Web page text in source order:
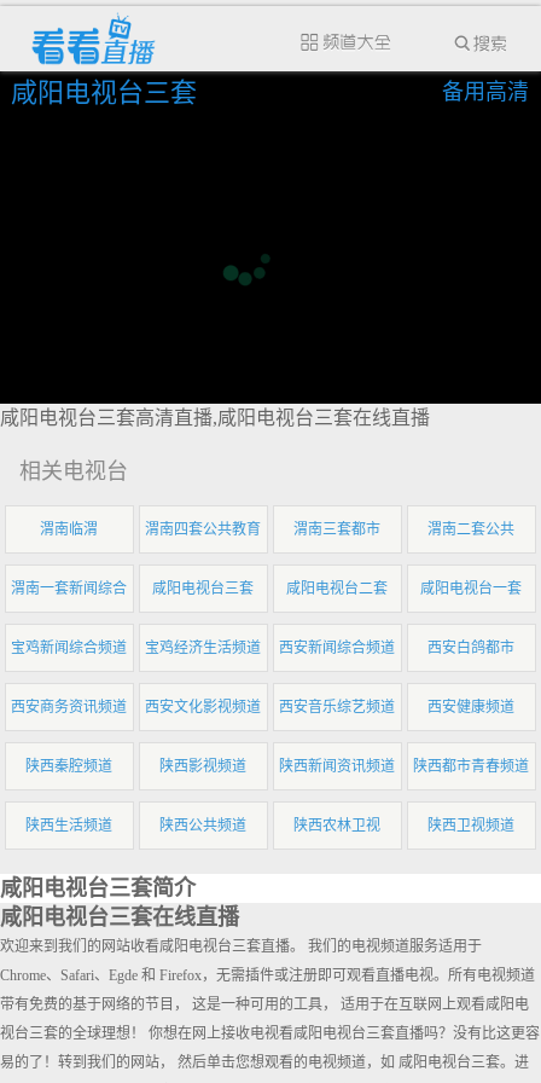
咸阳电视台三套 备用高清
咸阳电视台三套高清直播,咸阳电视台三套在线直播
相关电视台
渭南临渭 渭南四套公共教育 渭南三套都市 渭南二套公共
渭南一套新闻综合 咸阳电视台三套 咸阳电视台二套 咸阳电视台一套
宝鸡新闻综合频道 宝鸡经济生活频道 西安新闻综合频道 西安白鸽都市
西安商务资讯频道 西安文化影视频道 西安音乐综艺频道 西安健康频道
陕西秦腔频道 陕西影视频道 陕西新闻资讯频道 陕西都市青春频道
陕西生活频道 陕西公共频道 陕西农林卫视 陕西卫视频道
咸阳电视台三套简介
咸阳电视台三套在线直播
欢迎来到我们的网站收看咸阳电视台三套直播。 我们的电视频道服务适用于
Chrome、Safari、Egde 和 Firefox，无需插件或注册即可观看直播电视。所有电视频道
带有免费的基于网络的节目， 这是一种可用的工具， 适用于在互联网上观看咸阳电
视台三套的全球理想！ 你想在网上接收电视看咸阳电视台三套直播吗？没有比这更容
易的了！转到我们的网站， 然后单击您想观看的电视频道，如 咸阳电视台三套。进